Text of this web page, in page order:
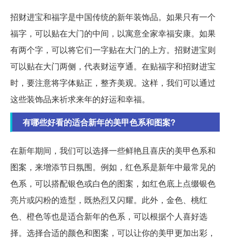
招财进宝和福字是中国传统的新年装饰品。如果只有一个
福字，可以贴在大门的中间，以寓意全家幸福安康。如果
有两个字，可以将它们一字贴在大门的上方。招财进宝则
可以贴在大门两侧，代表财运亨通。在贴福字和招财进宝
时，要注意将字体贴正，整齐美观。这样，我们可以通过
这些装饰品来祈求来年的好运和幸福。
有哪些好看的适合新年的美甲色系和图案?
在新年期间，我们可以选择一些鲜艳且喜庆的美甲色系和
图案，来增添节日氛围。例如，红色系是新年中最常见的
色系，可以搭配银色或白色的图案，如红色底上点缀银色
亮片或闪粉的造型，既热烈又闪耀。此外，金色、桃红
色、橙色等也是适合新年的色系，可以根据个人喜好选
择。选择合适的颜色和图案，可以让你的美甲更加出彩，